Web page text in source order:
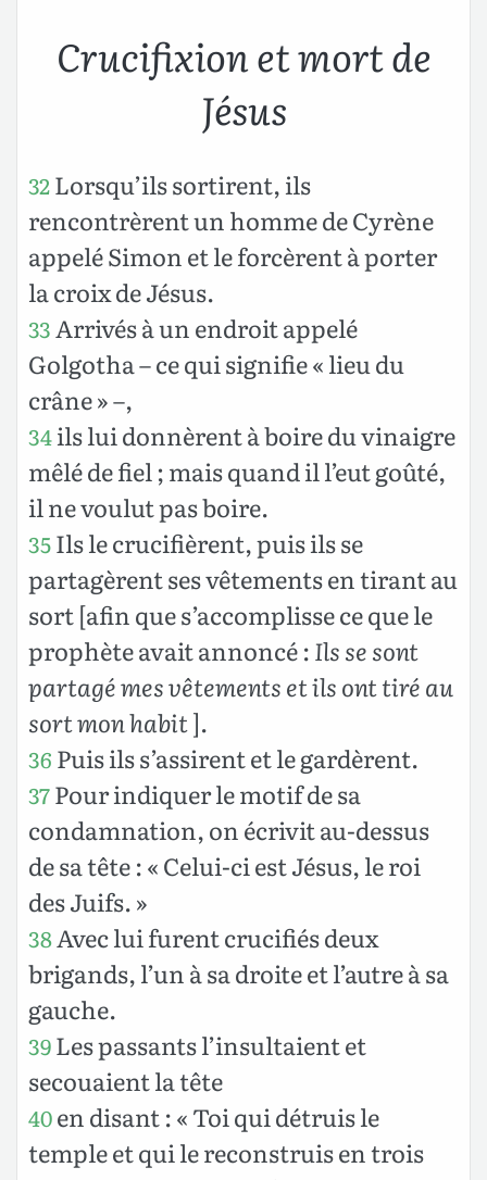
Crucifixion et mort de
Jésus
32Lorsqu’ils sortirent, ils
rencontrèrent un homme de Cyrène
appelé Simon et le forcèrent à porter
la croix de Jésus.
33Arrivés à un endroit appelé
Golgotha – ce qui signifie « lieu du
crâne » –,
34ils lui donnèrent à boire du vinaigre
mêlé de fiel ; mais quand il l’eut goûté,
il ne voulut pas boire.
35Ils le crucifièrent, puis ils se
partagèrent ses vêtements en tirant au
sort [afin que s’accomplisse ce que le
prophète avait annoncé :Ils se sont
partagé mes vêtements et ils ont tiré au
sort mon habit].
36 Puis ils s’assirent et le gardèrent.
37Pour indiquer le motif de sa
condamnation, on écrivit au-dessus
de sa tête : « Celui-ci est Jésus, le roi
des Juifs. »
38Avec lui furent crucifiés deux
brigands, l’un à sa droite et l’autre à sa
gauche.
39Les passants l’insultaient et
secouaient la tête
40en disant : « Toi qui détruis le
temple et qui le reconstruis en trois